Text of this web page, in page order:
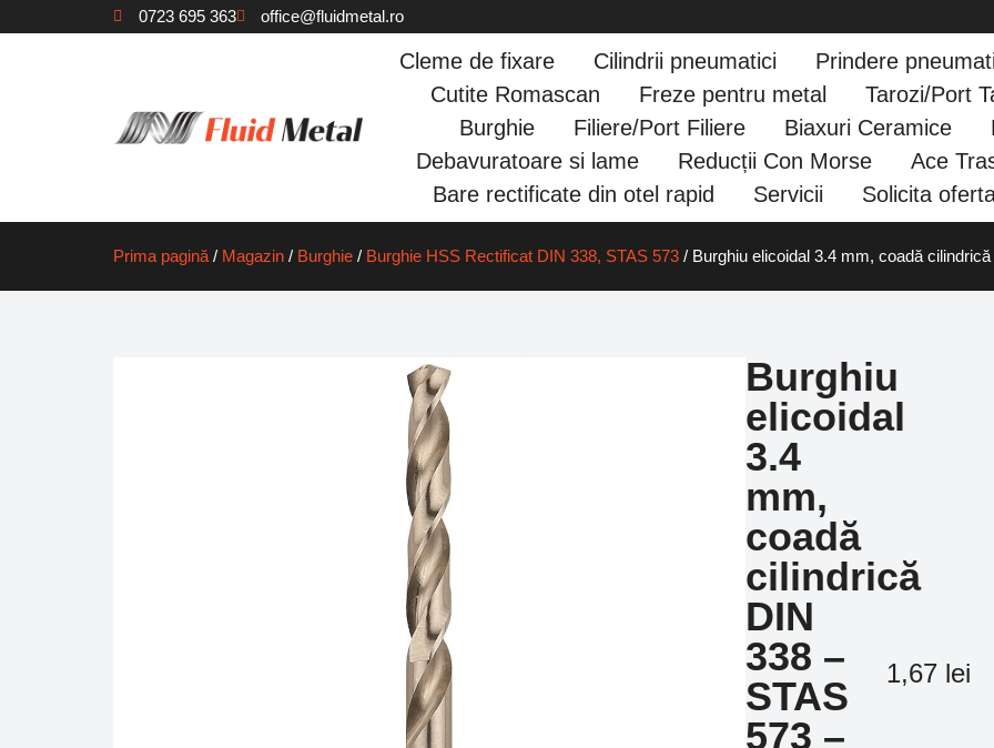
0723 695 363 office@fluidmetal.ro
Cleme de fixare Cilindrii pneumatici Prindere
Cutite Romascan
Freze pentru metal Tarozi/Port
Burghie
Filiere/Port Filiere Biaxuri Ceramice
Debavuratoare si lame
Reducții Con Morse
Ace
Bare rectificate din otel rapid
Servicii Solicita
Prima pagină / Magazin / Burghie / Burghie HSS Rectificat DIN 338, STAS 573 / Burghiu elicoidal 3.4 mm, coadă
Burghiu
elicoidal
3.4
mm,
coadă
cilindrică
DIN
338 –
STAS
573 –
1,67 lei